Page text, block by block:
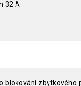
32 A
blokování zbytkového